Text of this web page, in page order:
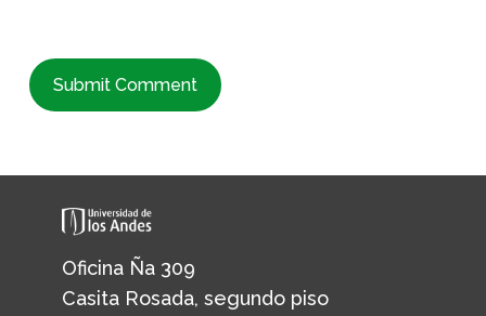
Oficina Ña 309
Casita Rosada, segundo piso